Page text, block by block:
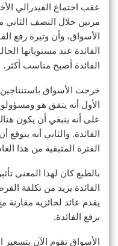
عقب اجتماع الفيدرالي
مرتين خلال النصف
الأسواق، وأن وتيرة رفع
الفائدة عند مستوياتها
الفائدة أصبح مناسب أكثر.
خرجت الأسواق
الأول أنه يتفق هو
على أنه ينبغي أن يكون
الفائدة. والثاني أنه
الفترة المتبقية من هذا
بالطبع كان لهذا المعنى
الفائدة يزيد من تكلفة
يقدم عائد لحائزيه مقارنة
برفع الفائدة.